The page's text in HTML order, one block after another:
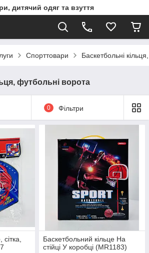
дитячий одяг та взуття
Спорттовари Баскетбольні
футбольні ворота
0 Фільтри
Баскетбольний кільце На
стійці У коробці (MR1183)